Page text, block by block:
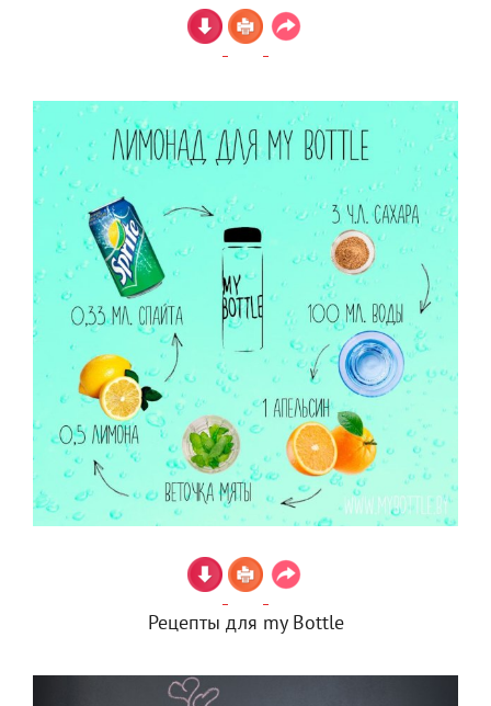
Рецепты для my Bottle